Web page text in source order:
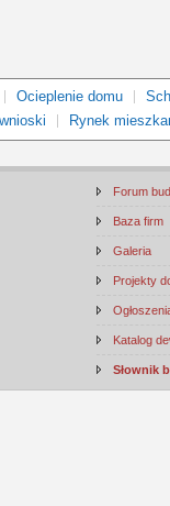
Ocieplenie domu
Rynek
Forum
Baza firm
Galeria
Projekty
Katalog
Słownik